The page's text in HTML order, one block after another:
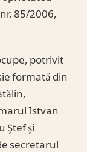
85/2006,
potrivit
formată din
Istvan
Ştef şi
secretarul